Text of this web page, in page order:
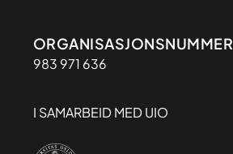
Organisasjon
ORGANISASJONSNUMMER
983 971 636
I SAMARBEID MED UIO